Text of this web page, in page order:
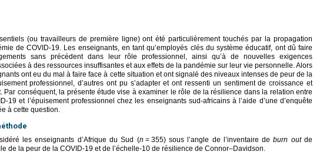
(ou travailleurs de première ligne) ont été particulièrement touchés par la propagation
de COVID-19. Les enseignants, en tant qu’employés clés du système éducatif, ont dû faire
sans précédent dans leur rôle professionnel, ainsi qu’à de nouvelles exigences
à des ressources insuffisantes et aux effets de la pandémie sur leur vie personnelle. Alors
ont eu du mal à faire face à cette situation et ont signalé des niveaux intenses de peur de la
professionnel, d’autres ont pu s’adapter et ont ressenti un sentiment de croissance et
Par conséquent, la présente étude vise à examiner le rôle de la résilience dans la relation entre
19 et l’épuisement professionnel chez les enseignants sud-africains à l’aide d’une d’enquête
à cette question.
les enseignants d’Afrique du Sud (n = 355) sous l’angle de l’inventaire deburn outde
de la peur de la COVID-19 et de l’échelle-10 de résilience de Connor–Davidson.